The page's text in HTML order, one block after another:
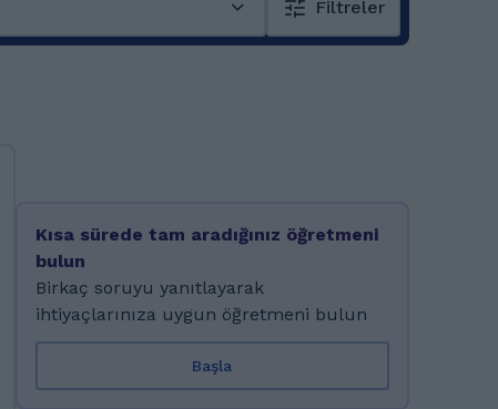
Filtreler
Kısa sürede tam aradığınız öğretmeni
bulun
Birkaç soruyu yanıtlayarak
ihtiyaçlarınıza uygun öğretmeni bulun
Başla